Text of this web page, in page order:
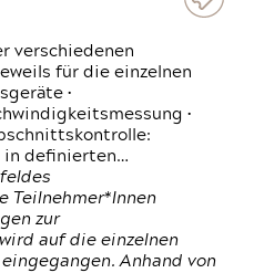
verschiedenen
für die einzelnen
•
•
in definierten…
Teilnehmer*Innen
zur
auf die einzelnen
Anhand von